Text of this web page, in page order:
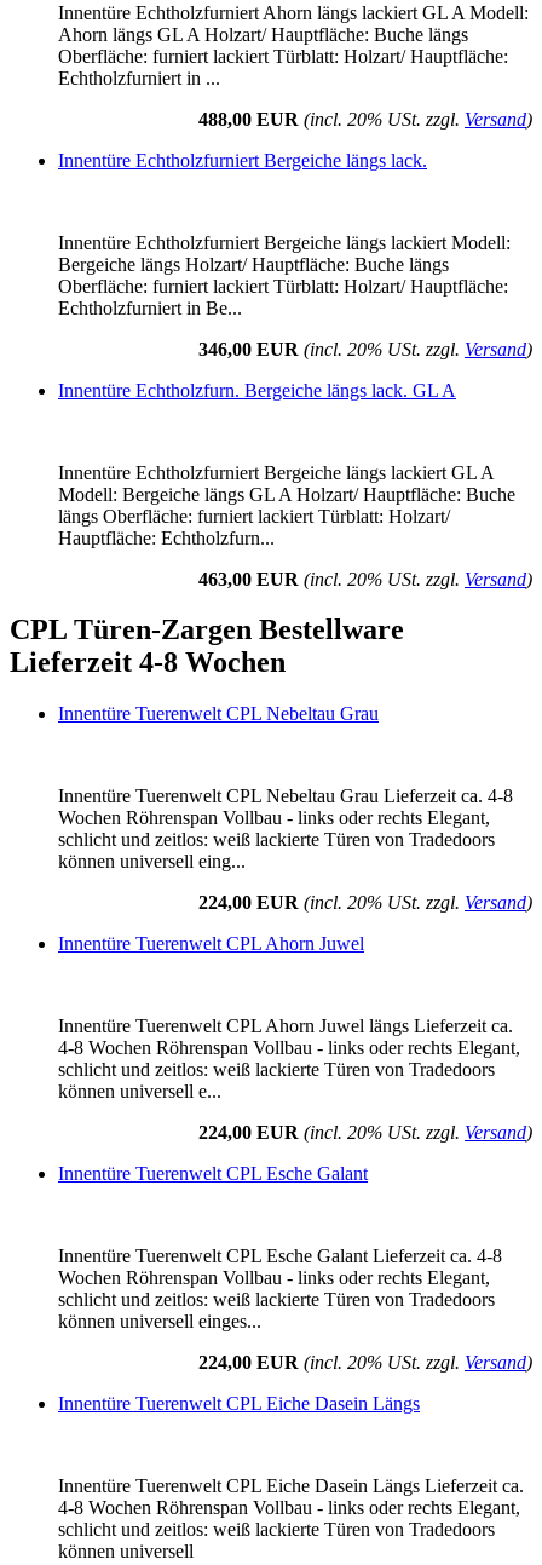
Innentüre Echtholzfurniert Ahorn längs lackiert GL A Modell:
Ahorn längs GL A Holzart/ Hauptfläche: Buche längs
Oberfläche: furniert lackiert Türblatt: Holzart/ Hauptfläche:
Echtholzfurniert in ...
488,00 EUR (incl. 20% USt. zzgl. Versand)
Innentüre Echtholzfurniert Bergeiche längs lack.
Innentüre Echtholzfurniert Bergeiche längs lackiert Modell:
Bergeiche längs Holzart/ Hauptfläche: Buche längs
Oberfläche: furniert lackiert Türblatt: Holzart/ Hauptfläche:
Echtholzfurniert in Be...
346,00 EUR (incl. 20% USt. zzgl. Versand)
Innentüre Echtholzfurn. Bergeiche längs lack. GL A
Innentüre Echtholzfurniert Bergeiche längs lackiert GL A
Modell: Bergeiche längs GL A Holzart/ Hauptfläche: Buche
längs Oberfläche: furniert lackiert Türblatt: Holzart/
Hauptfläche: Echtholzfurn...
463,00 EUR (incl. 20% USt. zzgl. Versand)
CPL Türen-Zargen Bestellware
Lieferzeit 4-8 Wochen
Innentüre Tuerenwelt CPL Nebeltau Grau
Innentüre Tuerenwelt CPL Nebeltau Grau Lieferzeit ca. 4-8
Wochen Röhrenspan Vollbau - links oder rechts Elegant,
schlicht und zeitlos: weiß lackierte Türen von Tradedoors
können universell eing...
224,00 EUR (incl. 20% USt. zzgl. Versand)
Innentüre Tuerenwelt CPL Ahorn Juwel
Innentüre Tuerenwelt CPL Ahorn Juwel längs Lieferzeit ca.
4-8 Wochen Röhrenspan Vollbau - links oder rechts Elegant,
schlicht und zeitlos: weiß lackierte Türen von Tradedoors
können universell e...
224,00 EUR (incl. 20% USt. zzgl. Versand)
Innentüre Tuerenwelt CPL Esche Galant
Innentüre Tuerenwelt CPL Esche Galant Lieferzeit ca. 4-8
Wochen Röhrenspan Vollbau - links oder rechts Elegant,
schlicht und zeitlos: weiß lackierte Türen von Tradedoors
können universell einges...
224,00 EUR (incl. 20% USt. zzgl. Versand)
Innentüre Tuerenwelt CPL Eiche Dasein Längs
Innentüre Tuerenwelt CPL Eiche Dasein Längs Lieferzeit ca.
4-8 Wochen Röhrenspan Vollbau - links oder rechts Elegant,
schlicht und zeitlos: weiß lackierte Türen von Tradedoors
können universell